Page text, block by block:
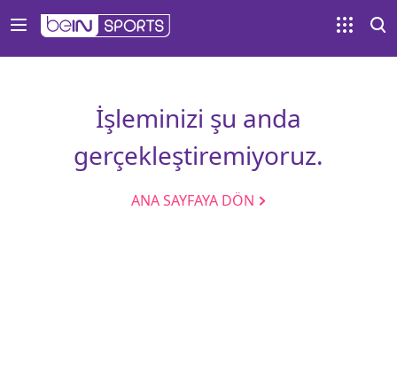
İşleminizi şu anda
gerçekleştiremiyoruz.
ANA SAYFAYA DÖN